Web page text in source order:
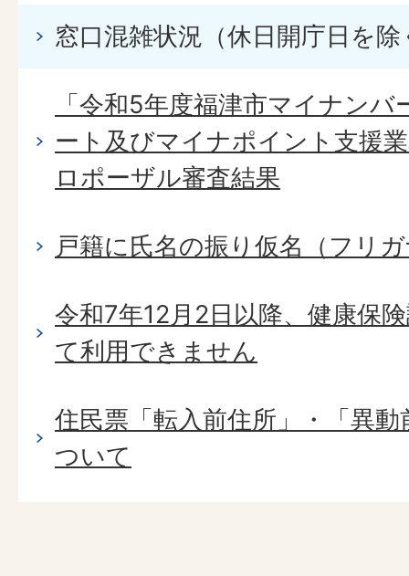
窓口混雑状況（休日開庁日を除
「令和5年度福津市マイナン
ート及びマイナポイント支援
ロポーザル審査結果
戸籍に氏名の振り仮名（フリ
令和7年12月2日以降、健康保
て利用できません
住民票「転入前住所」・「異
ついて